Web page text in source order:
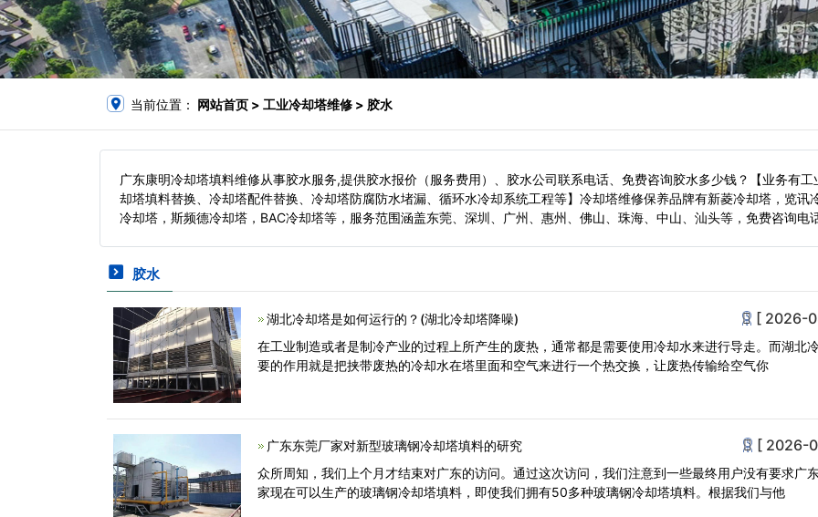
当前位置： 网站首页 > 工业冷却塔维修 > 胶水
广东康明冷却塔填料维修从事胶水服务,提供胶水报价（服务费用）、胶水公司联系电话、免费咨询胶水多少钱？【业务有
却塔填料替换、冷却塔配件替换、冷却塔防腐防水堵漏、循环水冷却系统工程等】冷却塔维修保养品牌有新菱冷却塔，览
冷却塔，斯频德冷却塔，BAC冷却塔等，服务范围涵盖东莞、深圳、广州、惠州、佛山、珠海、中山、汕头等， 免费咨询电
胶水
湖北冷却塔是如何运行的？(湖北冷却塔降噪) [ 2026-
在工业制造或者是制冷产业的过程上所产生的废热，通常都是需要使用冷却水来进行导走。而湖北
要的作用就是把挟带废热的冷却水在塔里面和空气来进行一个热交换，让废热传输给空气你
广东东莞厂家对新型玻璃钢冷却塔填料的研究 [ 2026-
众所周知，我们上个月才结束对广东的访问。通过这次访问，我们注意到一些最终用户没有要求广
家现在可以生产的玻璃钢冷却塔填料，即使我们拥有50多种玻璃钢冷却塔填料。根据我们与他